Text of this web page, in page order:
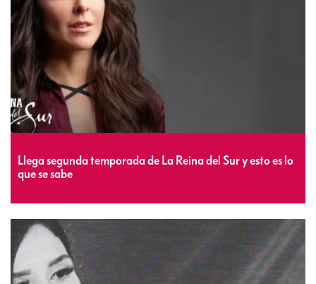
Llega segunda temporada de La Reina del Sur y esto es lo
que se sabe